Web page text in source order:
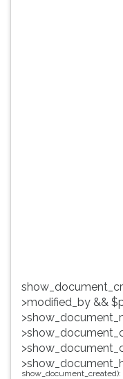
>modified_by &&
show_document_created):